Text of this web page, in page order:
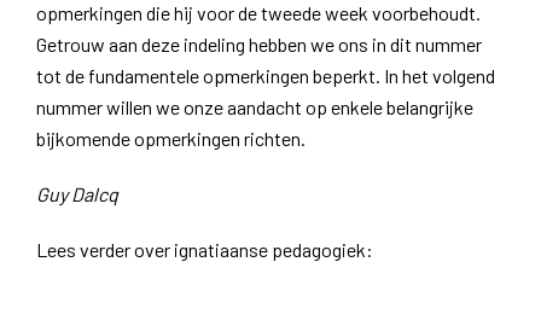
opmerkingen die hij voor de tweede week voorbehoudt.
Getrouw aan deze indeling hebben we ons in dit nummer
tot de fundamentele opmerkingen beperkt. In het volgend
nummer willen we onze aandacht op enkele belangrijke
bijkomende opmerkingen richten.
Guy Dalcq
Lees verder over ignatiaanse pedagogiek: